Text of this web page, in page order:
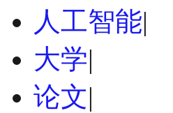
人工智能|
大学|
论文|